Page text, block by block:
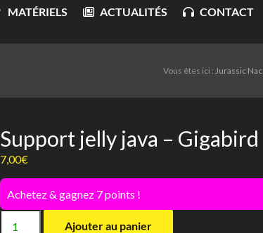
MATÉRIELS ACTUALITÉS CONTACT
Vous êtes ici : Jurassic Nac
Support jelly java – Gigabird
7,00€
Achetez & gagnez 7 points !
Ajouter au panier